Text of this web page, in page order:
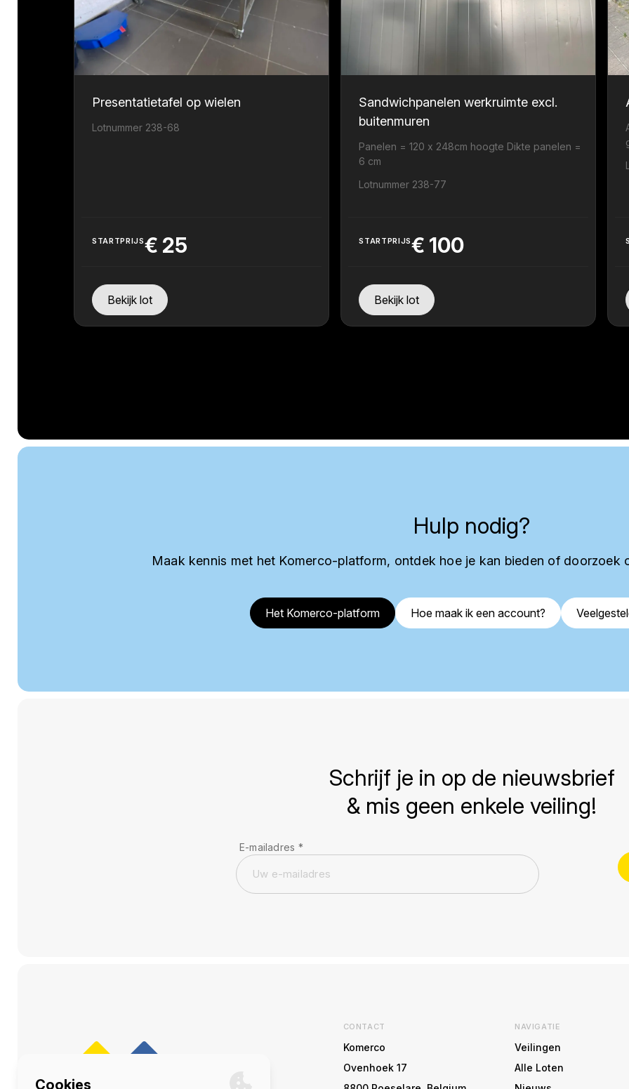
Presentatietafel op wielen
Lotnummer 238-68
STARTPRIJS€ 25
Bekijk lot
Sandwichpanelen werkruimte excl.
buitenmuren
Panelen = 120 x 248cm hoogte Dikte panelen =
6 cm
Lotnummer 238-77
STARTPRIJS€ 100
Bekijk lot
Hulp nodig?
Maak kennis met het Komerco-platform, ontdek hoe je kan bieden of doorzoek
Het Komerco-platform Hoe maak ik een account?
Schrijf je in op de nieuwsbrief
& mis geen enkele veiling!
E-mailadres *
CONTACT
Komerco
Ovenhoek 17
NAVIGATIE
Veilingen
Alle Loten